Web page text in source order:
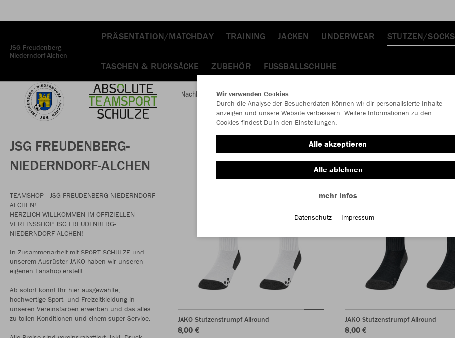
JSG Freudenberg-
Niederndorf-Alchen
PRÄSENTATION/MATCHDAY TRAINING JACKEN UNDERWEAR STUTZEN/SOCKS
TASCHEN & RUCKSÄCKE ZUBEHÖR FUSSBALLSCHUHE
JSG FREUDENBERG-
NIEDERNDORF-ALCHEN
TEAMSHOP - JSG FREUDENBERG-NIEDERNDORF-
ALCHEN!
HERZLICH WILLKOMMEN IM OFFIZIELLEN
VEREINSSHOP JSG FREUDENBERG-
NIEDERNDORF-ALCHEN!
In Zusammenarbeit mit SPORT SCHULZE und
unserem Ausrüster JAKO haben wir unseren
eigenen Fanshop erstellt.
Ab sofort könnt Ihr hier ausgewählte,
hochwertige Sport- und Freizeitkleidung in
unseren Vereinsfarben erwerben und das alles
zu tollen Konditionen und einem super Service.
Nachhaltig Farbe
JAKO Stutzenstrumpf Allround
8,00 €
JAKO Stutzenstrumpf Allround
8,00 €
Wir verwenden Cookies
Durch die Analyse der Besucherdaten können wir dir personalisierte Inhalte
anzeigen und unsere Website verbessern. Weitere Informationen zu den
Cookies findest Du in den Einstellungen.
Alle akzeptieren
Alle ablehnen
mehr Infos
Datenschutz Impressum